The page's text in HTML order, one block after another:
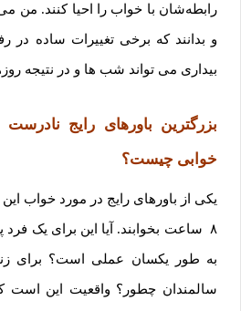
رابطه‌شان با خواب را احیا کنند. من می
و بدانند که برخی تغییرات ساده در
بیداری می­ ‌تواند شب‌ ها و در نتیجه
بزرگترین باورهای رایج
خوابی چیست؟
یکی از باورهای رایج در مورد خواب
۸ ساعت بخوابند. آیا این برای یک فرد
به طور یکسان عملی است؟ برای
سالمندان چطور؟ واقعیت این است